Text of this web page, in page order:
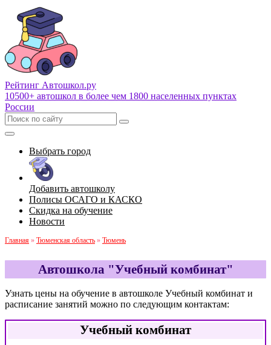
Рейтинг Автошкол.ру
10500+ автошкол в более чем 1800 населенных пунктах
России
Выбрать город
Добавить автошколу
Полисы ОСАГО и КАСКО
Скидка на обучение
Новости
Главная » Тюменская область » Тюмень
Автошкола "Учебный комбинат"
Узнать цены на обучение в автошколе Учебный комбинат и
расписание занятий можно по следующим контактам:
Учебный комбинат